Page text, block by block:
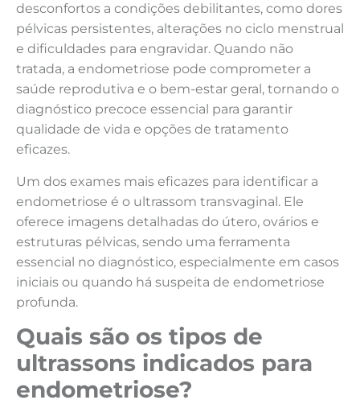
desconfortos a condições debilitantes, como dores
pélvicas persistentes, alterações no ciclo menstrual
e dificuldades para engravidar. Quando não
tratada, a endometriose pode comprometer a
saúde reprodutiva e o bem-estar geral, tornando o
diagnóstico precoce essencial para garantir
qualidade de vida e opções de tratamento
eficazes.
Um dos exames mais eficazes para identificar a
endometriose é o ultrassom transvaginal. Ele
oferece imagens detalhadas do útero, ovários e
estruturas pélvicas, sendo uma ferramenta
essencial no diagnóstico, especialmente em casos
iniciais ou quando há suspeita de endometriose
profunda.
Quais são os tipos de
ultrassons indicados para
endometriose?